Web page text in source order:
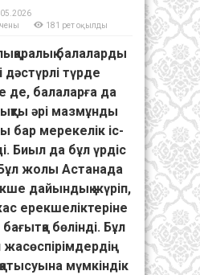
181 рет оқылды
балаларды
дәстүрлі түрде
де, балаларға да
әрі мазмұнды
бар мерекелік іс-
Биыл да бұл үрдіс
жолы Астанада
дайындық жүріп,
ерекшеліктеріне
бөлінді. Бұл
мүмкіндік